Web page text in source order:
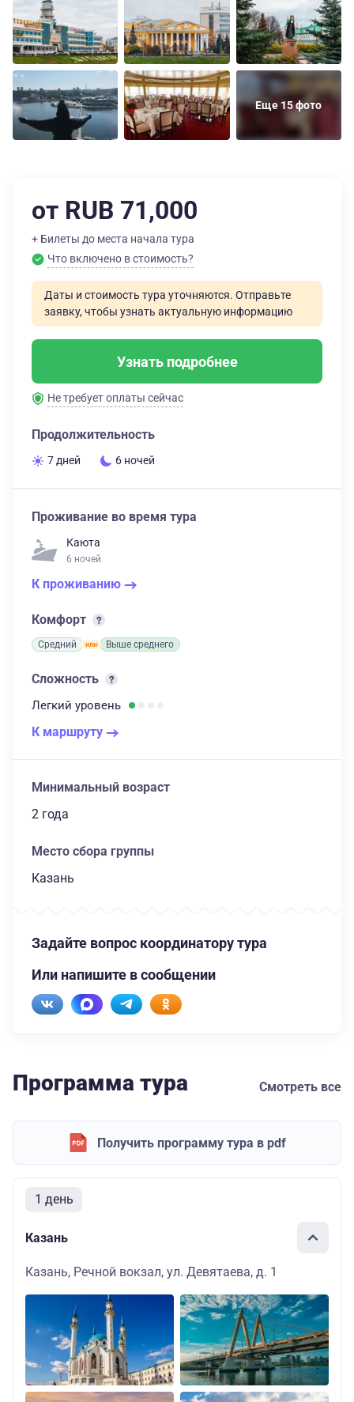
Еще 15 фото
от RUB 71,000
+ Билеты до места начала тура
Что включено в стоимость?
Даты и стоимость тура уточняются. Отправьте
заявку, чтобы узнать актуальную информацию
Узнать подробнее
Не требует оплаты сейчас
Продолжительность
7 дней 6 ночей
Проживание во время тура
Каюта
6 ночей
К проживанию
Комфорт
Средний Выше среднего
Сложность
Легкий уровень
К маршруту
Минимальный возраст
2 года
Место сбора группы
Казань
Задайте вопрос координатору тура
Или напишите в сообщении
Программа тура Смотреть все
Получить программу тура в pdf
1 день
Казань
Казань, Речной вокзал, ул. Девятаева, д. 1